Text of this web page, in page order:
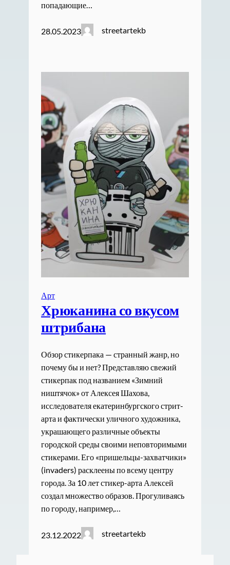
попадающие…
28.05.2023 streetartekb
Арт
Хрюканина со вкусом
штрибана
Обзор стикерпака — странный жанр, но
почему бы и нет? Представляю свежий
стикерпак под названием «Зимний
ништячок» от Алексея Шахова,
исследователя екатеринбургского стрит-
арта и фактически уличного художника,
украшающего различные объекты
городской среды своими неповторимыми
стикерами. Его «пришельцы-захватчики»
(invaders) расклеены по всему центру
города. За 10 лет стикер-арта Алексей
создал множество образов. Прогуливаясь
по городу, например,…
23.12.2022 streetartekb